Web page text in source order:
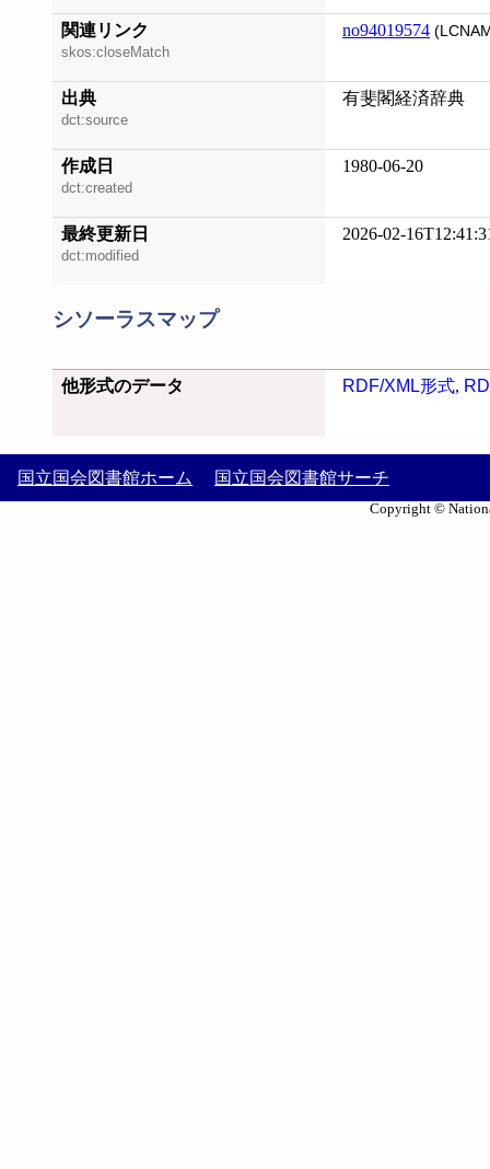
関連リンク
skos:closeMatch
no94019574
出典
dct:source
有斐閣経済辞典
作成日
dct:created
1980-06-20
最終更新日
dct:modified
2026-02-
シソーラスマップ
他形式のデータ RDF/XML形式,
国立国会図書館ホーム 国立国会図書館サーチ
Copyright ©